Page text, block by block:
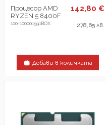
Процесор AMD
RYZEN 5 8400F
100-100001591BOX
142,80 €
278,65 лв.
Добави в количката